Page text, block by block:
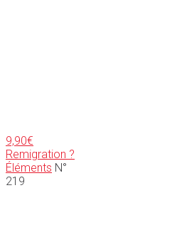
9,90€
Remigration ?
Éléments N°
219